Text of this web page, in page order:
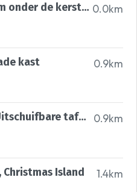
0.0km
Rieten kraag om onder de kerstboom te zetten
0.9km
kast
0.9km
Tv kast eiken. Uitschuifbare tafel met stoelen
1.4km
Christmas Island